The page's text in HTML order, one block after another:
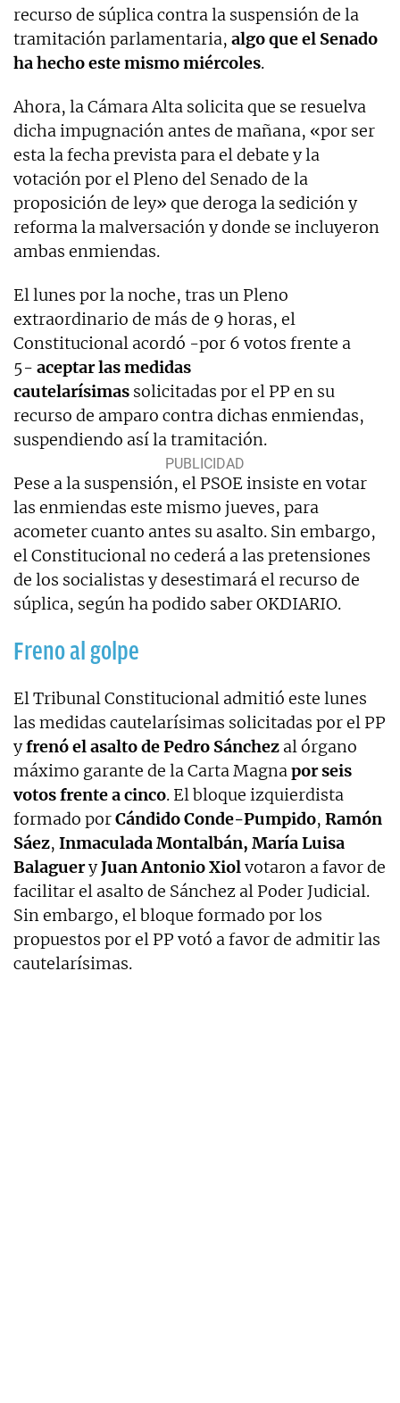
recurso de súplica contra la suspensión de la
tramitación parlamentaria, algo que el Senado
ha hecho este mismo miércoles.
Ahora, la Cámara Alta solicita que se resuelva
dicha impugnación antes de mañana, «por ser
esta la fecha prevista para el debate y la
votación por el Pleno del Senado de la
proposición de ley» que deroga la sedición y
reforma la malversación y donde se incluyeron
ambas enmiendas.
El lunes por la noche, tras un Pleno
extraordinario de más de 9 horas, el
Constitucional acordó -por 6 votos frente a
5- aceptar las medidas
cautelarísimas solicitadas por el PP en su
recurso de amparo contra dichas enmiendas,
suspendiendo así la tramitación.
Pese a la suspensión, el PSOE insiste en votar
las enmiendas este mismo jueves, para
acometer cuanto antes su asalto. Sin embargo,
el Constitucional no cederá a las pretensiones
de los socialistas y desestimará el recurso de
súplica, según ha podido saber OKDIARIO.
Freno al golpe
El Tribunal Constitucional admitió este lunes
las medidas cautelarísimas solicitadas por el PP
yfrenó el asalto de Pedro Sánchez al órgano
máximo garante de la Carta Magnapor seis
votos frente a cinco. El bloque izquierdista
formado porCándido Conde-Pumpido, Ramón
Sáez, Inmaculada Montalbán, María Luisa
BalagueryJuan Antonio Xiolvotaron a favor de
facilitar el asalto de Sánchez al Poder Judicial.
Sin embargo, el bloque formado por los
propuestos por el PP votó a favor de admitir las
cautelarísimas.